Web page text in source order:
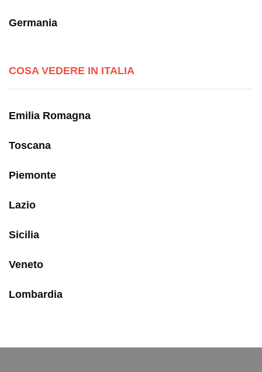
Germania
COSA VEDERE IN ITALIA
Emilia Romagna
Toscana
Piemonte
Lazio
Sicilia
Veneto
Lombardia